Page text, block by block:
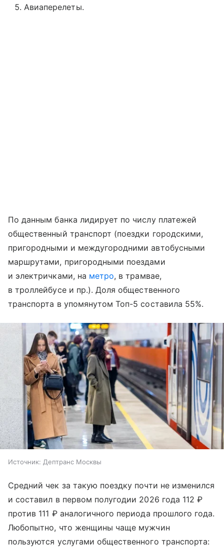
Авиаперелеты.
По данным банка лидирует по числу платежей
общественный транспорт (поездки городскими,
пригородными и междугородними автобусными
маршрутами, пригородными поездами
и электричками, на метро, в трамвае,
в троллейбусе и пр.). Доля общественного
транспорта в упомянутом Топ-5 составила 55%.
Источник: Дептранс Москвы
Средний чек за такую поездку почти не изменился
и составил в первом полугодии 2026 года 112 ₽
против 111 ₽ аналогичного периода прошлого года.
Любопытно, что женщины чаще мужчин
пользуются услугами общественного транспорта: